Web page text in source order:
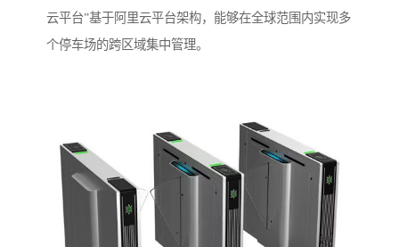
云平台”基于阿里云平台架构，能够在全球范围内实现多
个停车场的跨区域集中管理。